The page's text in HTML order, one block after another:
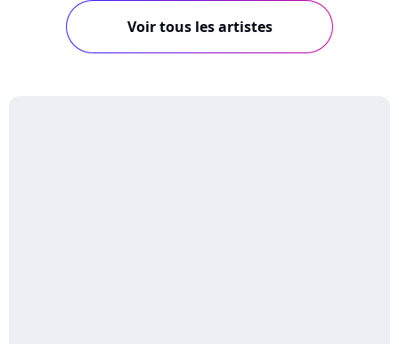
Voir tous les artistes